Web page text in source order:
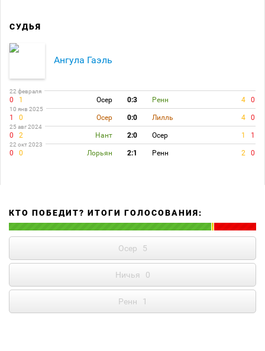
СУДЬЯ
Ангула Гаэль
22 февраля
0 1 Осер 0:3 Ренн 4 0
10 янв 2025
1 0 Осер 0:0 Лилль 4 0
25 авг 2024
0 2 Нант 2:0 Осер 1 1
22 окт 2023
0 0 Лорьян 2:1 Ренн 2 0
КТО ПОБЕДИТ? ИТОГИ ГОЛОСОВАНИЯ:
Осер 5
Ничья 0
Ренн 1